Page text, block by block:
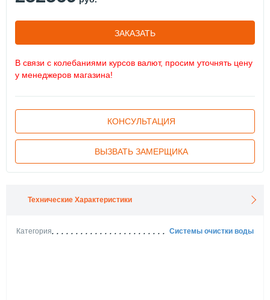
ЗАКАЗАТЬ
В связи с колебаниями курсов валют, просим уточнять цену
у менеджеров магазина!
КОНСУЛЬТАЦИЯ
ВЫЗВАТЬ ЗАМЕРЩИКА
Технические Характеристики
Категория Системы очистки воды